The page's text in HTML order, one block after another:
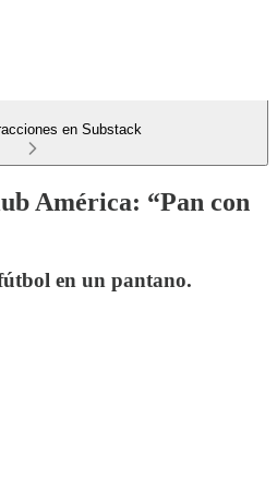
en Substack
América: “Pan con
en un pantano.